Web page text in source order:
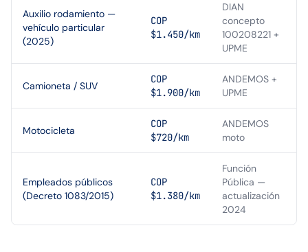
Auxilio rodamiento —
vehículo particular
(2025)
COP
$1.450/km
DIAN
concepto
100208221 +
UPME
Camioneta / SUV
COP
$1.900/km
ANDEMOS +
UPME
Motocicleta
COP
$720/km
ANDEMOS
moto
Empleados públicos
(Decreto 1083/2015)
COP
$1.380/km
Función
Pública —
actualización
2024